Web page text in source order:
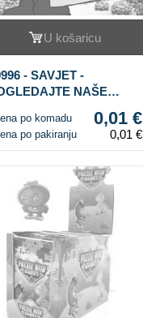
U košaricu
- SAVJET -
NAŠE
po komadu 0,01 €
po pakiranju 0,01 €